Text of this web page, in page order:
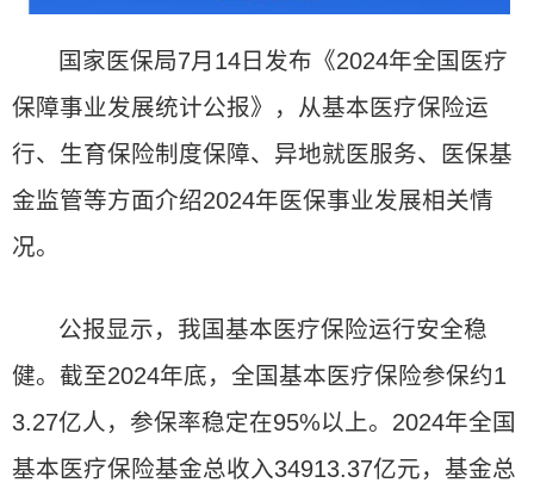
国家医保局7月14日发布《2024年全国医疗
保障事业发展统计公报》，从基本医疗保险运
行、生育保险制度保障、异地就医服务、医保基
金监管等方面介绍2024年医保事业发展相关情
况。
公报显示，我国基本医疗保险运行安全稳
健。截至2024年底，全国基本医疗保险参保约1
3.27亿人，参保率稳定在95%以上。2024年全国
基本医疗保险基金总收入34913.37亿元，基金总